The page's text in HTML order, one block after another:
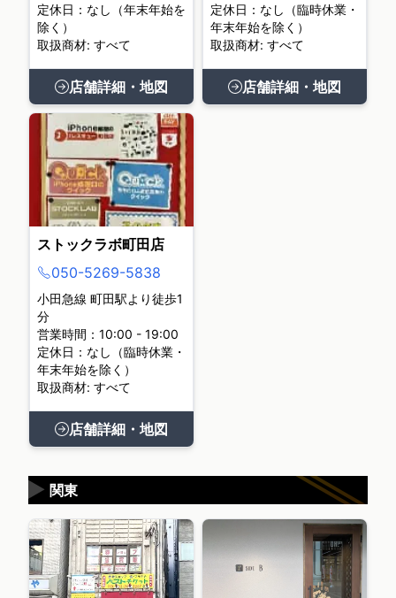
定休日：なし（年末年始を
除く）
取扱商材: すべて
店舗詳細・地図
定休日：なし（臨時休業・
年末年始を除く）
取扱商材: すべて
店舗詳細・地図
ストックラボ町田店
050-5269-5838
小田急線 町田駅より徒歩1
分
営業時間：10:00 - 19:00
定休日：なし（臨時休業・
年末年始を除く）
取扱商材: すべて
店舗詳細・地図
関東
▶